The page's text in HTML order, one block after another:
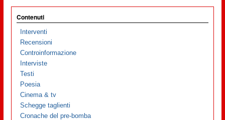
Contenuti
Interventi
Recensioni
Controinformazione
Interviste
Testi
Poesia
Cinema & tv
Schegge taglienti
Cronache del pre-bomba